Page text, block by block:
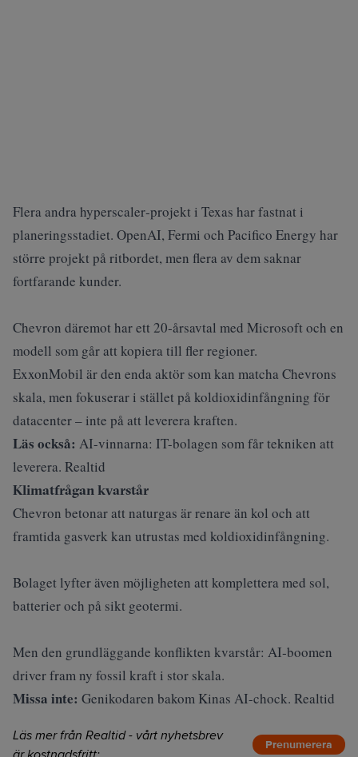
Flera andra hyperscaler‑projekt i Texas har fastnat i
planeringsstadiet. OpenAI, Fermi och Pacifico Energy har
större projekt på ritbordet, men flera av dem saknar
fortfarande kunder.
Chevron däremot har ett 20‑årsavtal med Microsoft och en
modell som går att kopiera till fler regioner.
ExxonMobil är den enda aktör som kan matcha Chevrons
skala, men fokuserar i stället på koldioxidinfångning för
datacenter – inte på att leverera kraften.
Läs också: AI-vinnarna: IT-bolagen som får tekniken att
leverera. Realtid
Klimatfrågan kvarstår
Chevron betonar att naturgas är renare än kol och att
framtida gasverk kan utrustas med koldioxidinfångning.
Bolaget lyfter även möjligheten att komplettera med sol,
batterier och på sikt geotermi.
Men den grundläggande konflikten kvarstår: AI‑boomen
driver fram ny fossil kraft i stor skala.
Missa inte: Genikodaren bakom Kinas AI-chock. Realtid
Läs mer från Realtid - vårt nyhetsbrev
Prenumerera